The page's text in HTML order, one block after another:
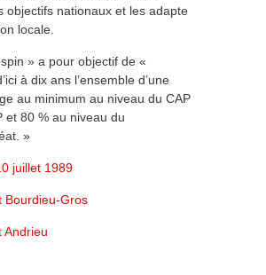
objectifs nationaux et les adapte
locale.
» a pour objectif de «
à dix ans l’ensemble d’une
au minimum au niveau du CAP
et 80 % au niveau du
»
juillet 1989
Bourdieu-Gros
Andrieu